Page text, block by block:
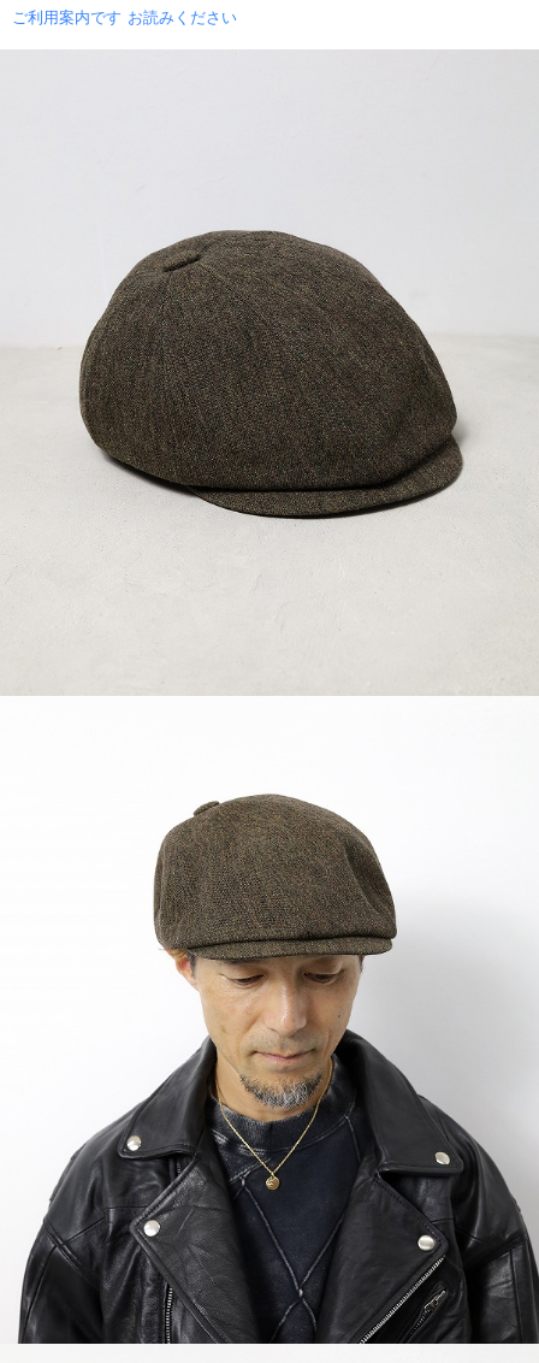
ご利用案内です お読みください